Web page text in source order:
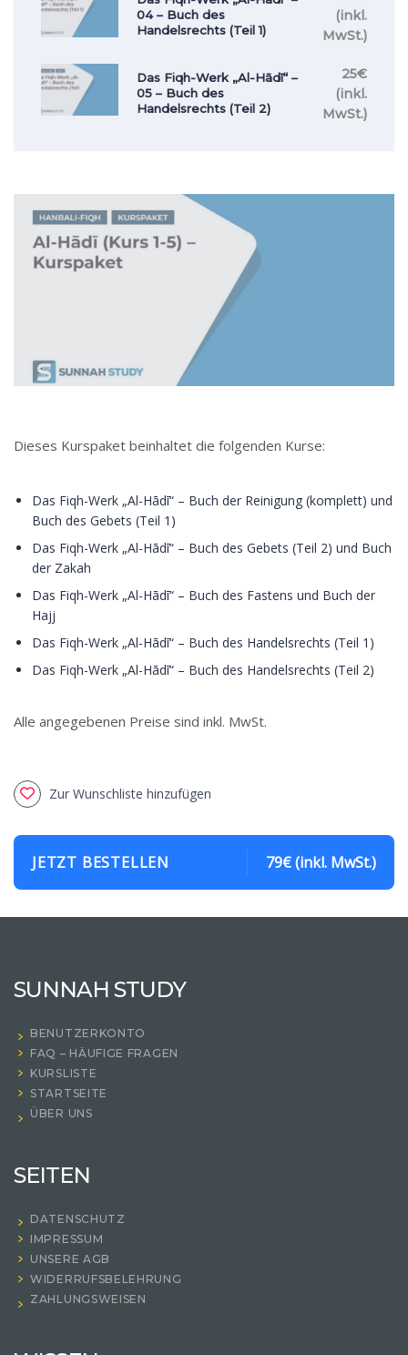
04 – Buch des
Handelsrechts (Teil 1)
(inkl.
MwSt.)
Das Fiqh-Werk „Al-Hādī“ –
05 – Buch des
Handelsrechts (Teil 2)
25€
(inkl.
MwSt.)
Dieses Kurspaket beinhaltet die folgenden Kurse:
Das Fiqh-Werk „Al-Hādī“ – Buch der Reinigung (komplett) und
Buch des Gebets (Teil 1)
Das Fiqh-Werk „Al-Hādī“ – Buch des Gebets (Teil 2) und Buch
der Zakah
Das Fiqh-Werk „Al-Hādī“ – Buch des Fastens und Buch der
Hajj
Das Fiqh-Werk „Al-Hādī“ – Buch des Handelsrechts (Teil 1)
Das Fiqh-Werk „Al-Hādī“ – Buch des Handelsrechts (Teil 2)
Alle angegebenen Preise sind inkl. MwSt.
Zur Wunschliste hinzufügen
JETZT BESTELLEN 79€ (inkl. MwSt.)
SUNNAH STUDY
BENUTZERKONTO
FAQ – HÄUFIGE FRAGEN
KURSLISTE
STARTSEITE
ÜBER UNS
SEITEN
DATENSCHUTZ
IMPRESSUM
UNSERE AGB
WIDERRUFSBELEHRUNG
ZAHLUNGSWEISEN